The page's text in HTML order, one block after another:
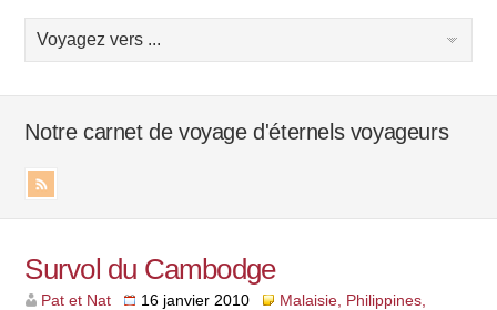
Notre carnet de voyage d'éternels voyageurs
Survol du Cambodge
Pat et Nat 16 janvier 2010
Malaisie, Philippines,